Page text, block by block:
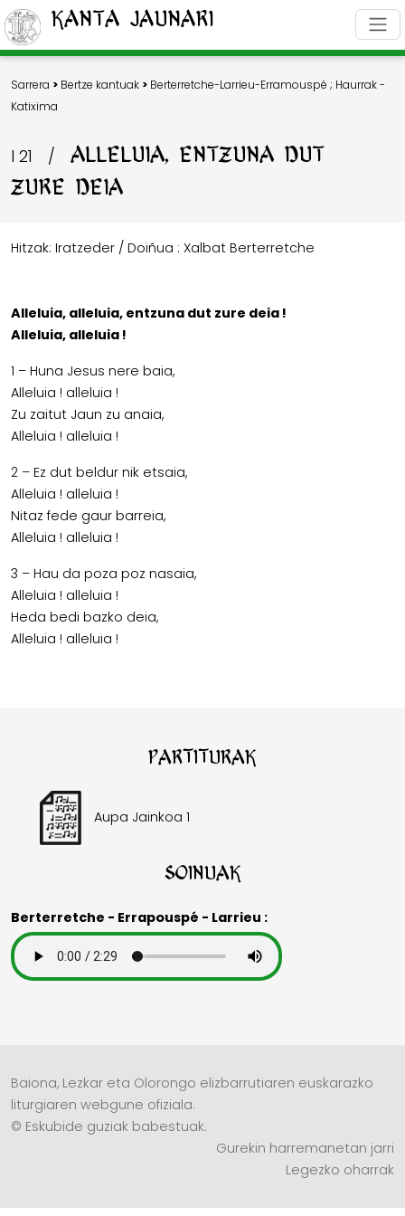
Kanta Jaunari
Sarrera > Bertze kantuak > Berterretche-Larrieu-Erramouspé ; Haurrak -
Katixima
I 21 /
ALLELUIA, ENTZUNA DUT
ZURE DEIA
Hitzak: Iratzeder / Doiñua : Xalbat Berterretche
Alleluia, alleluia, entzuna dut zure deia !
Alleluia, alleluia !
1 – Huna Jesus nere baia,
Alleluia ! alleluia !
Zu zaitut Jaun zu anaia,
Alleluia ! alleluia !
2 – Ez dut beldur nik etsaia,
Alleluia ! alleluia !
Nitaz fede gaur barreia,
Alleluia ! alleluia !
3 – Hau da poza poz nasaia,
Alleluia ! alleluia !
Heda bedi bazko deia,
Alleluia ! alleluia !
Partiturak
Aupa Jainkoa 1
Soinuak
Berterretche - Errapouspé - Larrieu :
Baiona, Lezkar eta Olorongo elizbarrutiaren euskarazko
liturgiaren webgune ofiziala.
© Eskubide guziak babestuak.
Gurekin harremanetan jarri
Legezko oharrak